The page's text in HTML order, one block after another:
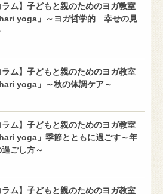
ラム】子どもと親のためのヨガ教室
yoga」～ヨガ哲学的 幸せの見
ラム】子どもと親のためのヨガ教室
yoga」～秋の体調ケア～
ラム】子どもと親のためのヨガ教室
yoga」季節とともに過ごす～年
ごし方～
ラム】子どもと親のためのヨガ教室